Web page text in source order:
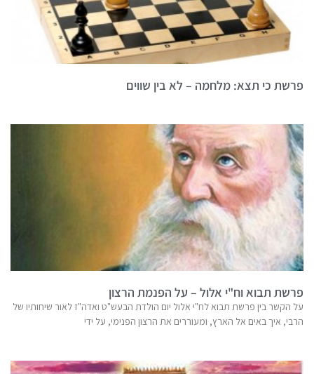
פרשת כי תצא: מלחמה – לא בין שווים
פרשת תבוא וח"י אלול – על הפנמת הרצון
על הקשר בין פרשת תבוא לח"י אלול יום הולדת הבעש"ט ואדה"ז לאור שיחותיו של
הרבי, איך באים אל הארץ, ומעוררים את הרצון הפנימי, על ידי